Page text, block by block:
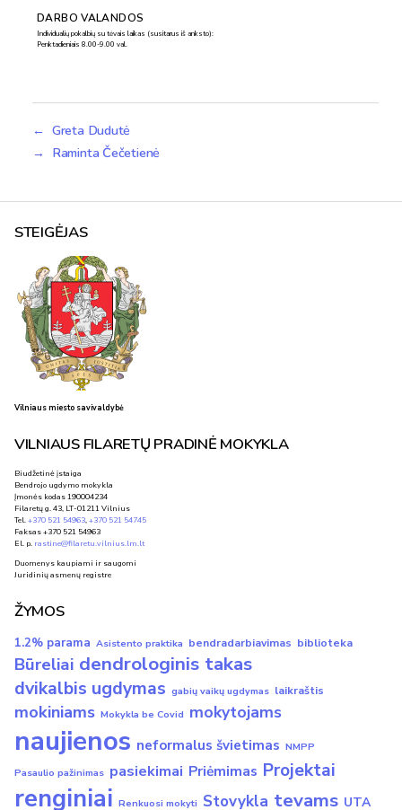
DARBO VALANDOS
Individualių pokalbių su tėvais laikas (susitarus iš anksto):
Penktadieniais 8.00-9.00 val.
← Greta Dudutė
→ Raminta Čečetienė
STEIGĖJAS
Vilniaus miesto savivaldybė
VILNIAUS FILARETŲ PRADINĖ MOKYKLA
Biudžetinė įstaiga
Bendrojo ugdymo mokykla
Įmonės kodas 190004234
Filaretų g. 43, LT-01211 Vilnius
Tel.+370 521 54963,+370 521 54745
Faksas +370 521 54963
El. p. rastine@filaretu.vilnius.lm.lt
Duomenys kaupiami ir saugomi
Juridinių asmenų registre
ŽYMOS
1.2% parama Asistento praktika bendradarbiavimas biblioteka
Būreliai dendrologinis takas
dvikalbis ugdymas gabių vaikų ugdymas laikraštis
mokiniams Mokykla be Covid mokytojams
naujienos neformalus švietimas NMPP
Pasaulio pažinimas pasiekimai Priėmimas Projektai
renginiai Renkuosi mokyti Stovykla tevams UTA